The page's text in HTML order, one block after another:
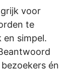
voor
te
en simpel.
én